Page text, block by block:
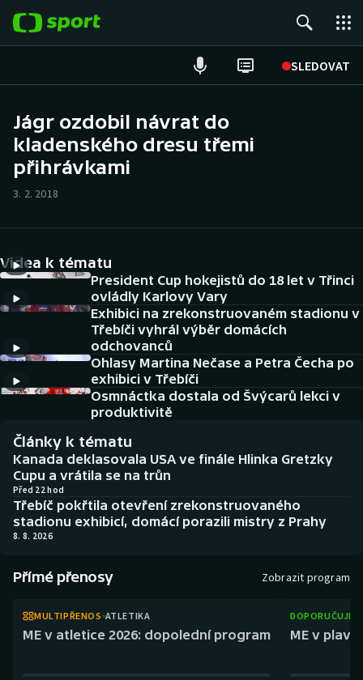
SLEDOVAT
ME v plavání
Tenis
DALŠÍ SPORTY
Americký fotbal
Baseball a softbal
Basketbal
Biatlon
Boby a skeleton
Box
Curling
NEPŘEHLÉDNĚTE
Historické návraty
Aplikace ČT sport
AZ kvíz
Jágr ozdobil návrat do
kladenského dresu třemi
přihrávkami
3. 2. 2018
Videa k tématu
President Cup hokejistů do 18 let v Třinci
ovládly Karlovy Vary
Exhibici na zrekonstruovaném stadionu v
Třebíči vyhrál výběr domácích
odchovanců
Ohlasy Martina Nečase a Petra Čecha po
exhibici v Třebíči
Osmnáctka dostala od Švýcarů lekci v
produktivitě
Články k tématu
Kanada deklasovala USA ve finále Hlinka Gretzky
Cupu a vrátila se na trůn
Před 22 hod
Třebíč pokřtila otevření zrekonstruovaného
stadionu exhibicí, domácí porazili mistry z Prahy
8. 8. 2026
Přímé přenosy Zobrazit program
MULTIPŘENOS ATLETIKA
ME v atletice 2026: dopolední program ME v